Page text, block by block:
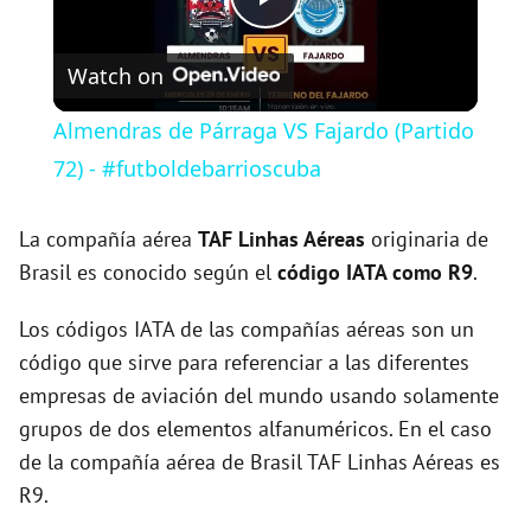
P
l
a
y
i
d
Watch on
Almendras de Párraga VS Fajardo (Partido
72) - #futboldebarrioscuba
La compañía aérea TAF Linhas Aéreas originaria de
Brasil es conocido según el código IATA como R9.
Los códigos IATA de las compañías aéreas son un
código que sirve para referenciar a las diferentes
empresas de aviación del mundo usando solamente
grupos de dos elementos alfanuméricos. En el caso
de la compañía aérea de Brasil TAF Linhas Aéreas es
R9.